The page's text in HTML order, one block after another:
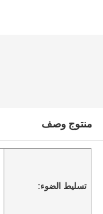
منتوج وصف
تسليط الضوء: